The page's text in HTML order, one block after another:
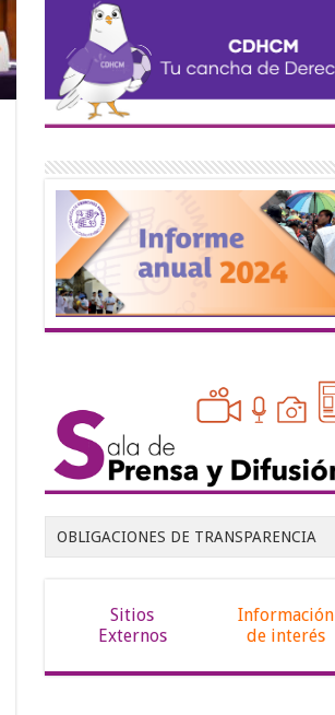
OBLIGACIONES DE TRANSPARENCIA
Sitios
Externos
Información
de interés